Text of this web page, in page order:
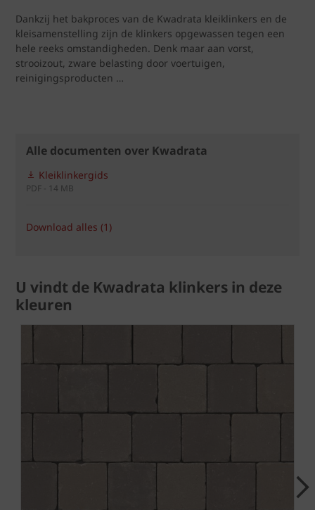
Dankzij het bakproces van de Kwadrata kleiklinkers en de
kleisamenstelling zijn de klinkers opgewassen tegen een
hele reeks omstandigheden. Denk maar aan vorst,
strooizout, zware belasting door voertuigen,
reinigingsproducten …
Alle documenten over Kwadrata
Kleiklinkergids
PDF - 14 MB
Download alles (1)
U vindt de Kwadrata klinkers in deze
kleuren